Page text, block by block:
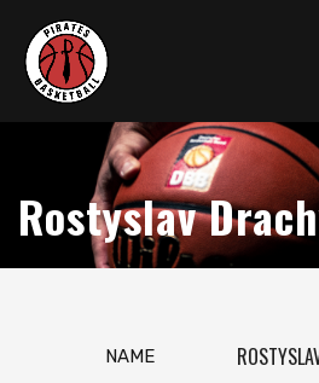
Rostyslav
NAME